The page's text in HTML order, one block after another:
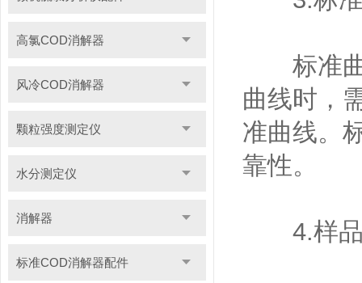
高氯COD消解器
风冷COD消解器
颗粒强度测定仪
水分测定仪
消解器
标准COD消解器配件
标准曲
曲线时，
准曲线。
靠性。
4.样品